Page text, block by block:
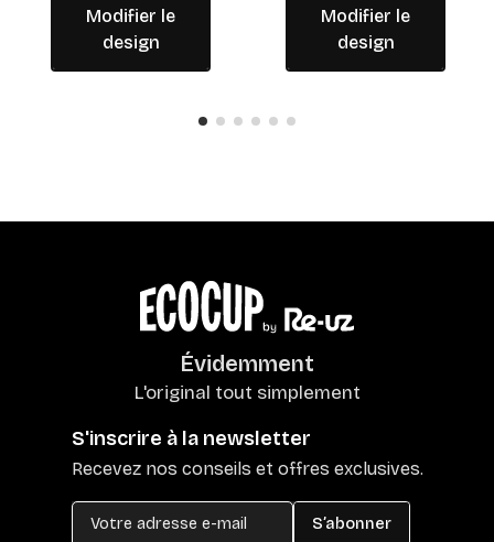
Modifier le
design
Modifier le
design
Évidemment
L'original tout simplement
S'inscrire à la newsletter
Recevez nos conseils et offres exclusives.
S’abonner